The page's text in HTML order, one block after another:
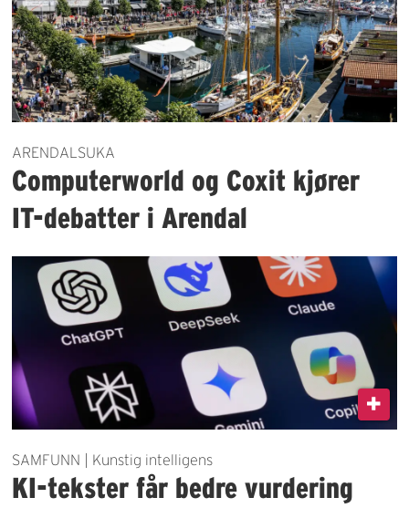
ARENDALSUKA
Computerworld og Coxit kjører
IT-debatter i Arendal
SAMFUNN | Kunstig intelligens
KI-tekster får bedre vurdering